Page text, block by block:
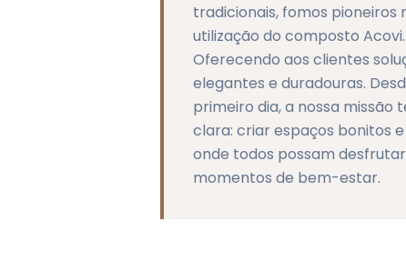
tradicionais, fomos pioneiros
utilização do composto Acovi.
Oferecendo aos clientes
elegantes e duradouras.
primeiro dia, a nossa missão
clara: criar espaços bonitos
onde todos possam
momentos de bem-estar.